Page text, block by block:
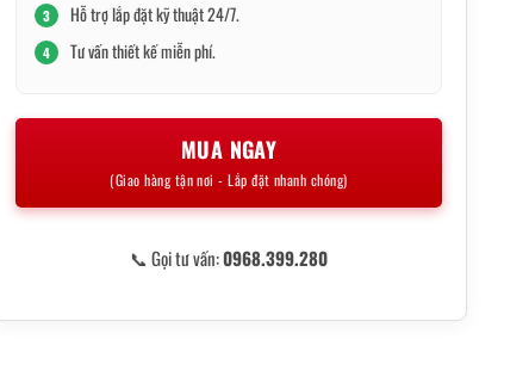
3 Hỗ trợ lắp đặt kỹ thuật 24/7.
4 Tư vấn thiết kế miễn phí.
MUA NGAY
(Giao hàng tận nơi - Lắp đặt nhanh chóng)
📞 Gọi tư vấn:0968.399.280